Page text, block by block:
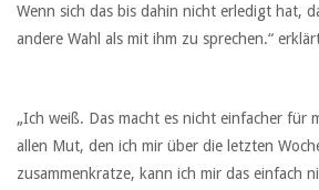
Wenn sich das bis dahin nicht erledigt hat,
andere Wahl als mit ihm zu sprechen.“
„Ich weiß. Das macht es nicht einfacher für
allen Mut, den ich mir über die letzten
zusammenkratze, kann ich mir das einfach